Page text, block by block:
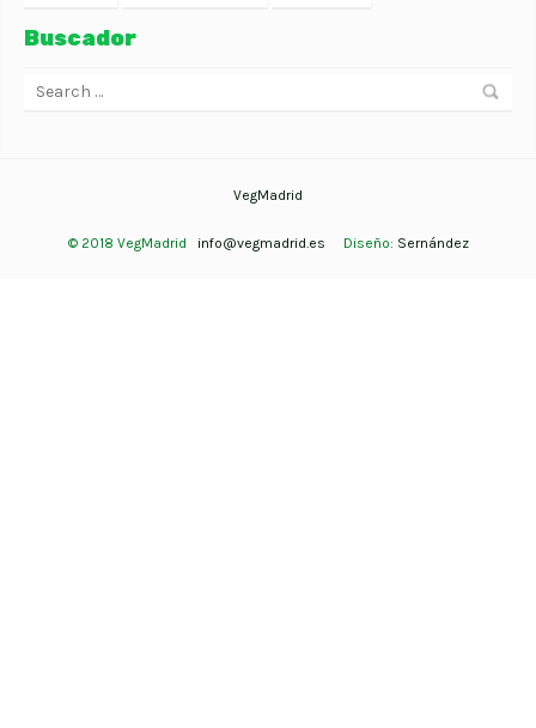
Buscador
VegMadrid
© 2018 VegMadrid info@vegmadrid.es Diseño: Sernández